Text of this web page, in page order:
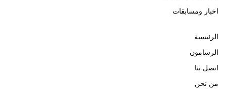
اخبار ومسابقات
الرئيسية
الرسامون
اتصل بنا
من نحن